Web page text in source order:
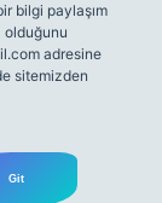
bilgi paylaşım
olduğunu
adresine
sitemizden